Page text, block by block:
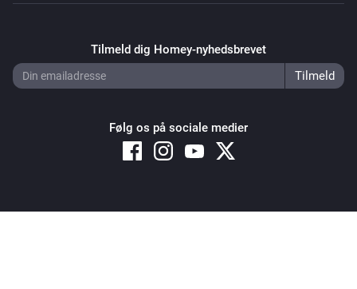
Tilmeld dig Homey-nyhedsbrevet
Følg os på sociale medier